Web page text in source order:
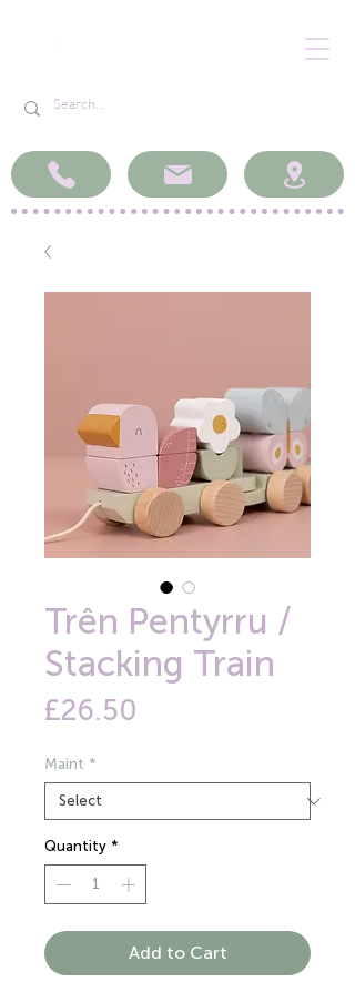
Trên Pentyrru /
Stacking Train
£26.50
Maint *
Quantity *
Add to Cart